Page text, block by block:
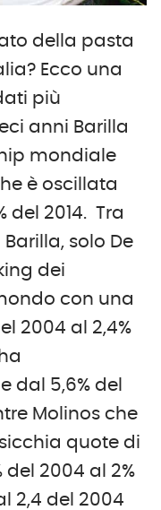
della pasta
Ecco una
più
anni Barilla
mondiale
è oscillata
del 2014. Tra
solo De
dei
con una
2004 al 2,4%
dal 5,6% del
Molinos che
quote di
2004 al 2%
2,4 del 2004